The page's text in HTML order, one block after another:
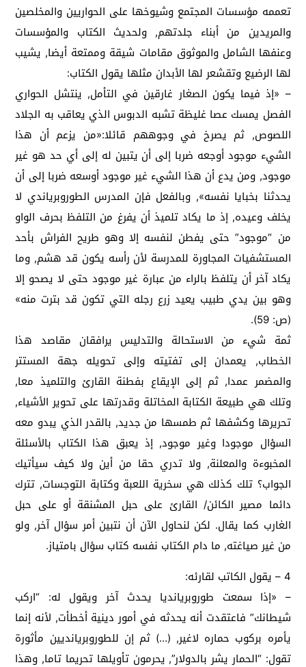
تعممه مؤسسات المجتمع وشيوخها على الحواريين والمخلصين
والمريدين من أبناء جلدتهم, ولحديث الكتاب والمؤسسات
وعنفها الشامل والموثوق مقامات شيقة وممتعة أيضا, يشيب
لها الرضيع وتقشعر لها الأبدان مثلها يقول الكتاب:
– «إذ فيما يكون الصغار غارقين في التأمل, ينتشل الحواري
الفصل يمسك عصا غليظة تشبه الدبوس الذي يعاقب به الجلاد
اللصوص, ثم يصرخ في وجوههم قائلا:«من يزعم أن هذا
الشيء موجود أوجعه ضربا إلى أن يتبين له إلى أي حد هو غير
موجود, ومن يدع أن هذا الشيء غير موجود أوسعه ضربا إلى أن
يحدثنا بخبايا نفسه», وبالفعل فإن المدرس الطوروبرياندي لا
يخلف وعيده, إذ ما يكاد تلميذ أن يفرغ من التلفظ بحرف الواو
من “موجود” حتى يفطن لنفسه إلا وهو طريح الفراش بأحد
المستشفيات المجاورة للمدرسة لأن رأسه يكون قد هشم, وما
يكاد آخر أن يتلفظ بالراء من عبارة غير موجود حتى لا يصحو إلا
وهو بين يدي طبيب يعيد زرع رجله التي تكون قد بترت منه»
(ص: 59).
ثمة شيء من الاستحالة والتدليس يرافقان مقاصد هذا
الخطاب, يعمدان إلى تفتيته وإلى تحويله جهة المستتر
والمضمر عمدا, ثم إلى الإيقاع بفطنة القارئ والتلميذ معا,
وتلك هي طبيعة الكتابة المخاتلة وقدرتها على تحوير الأشياء,
تحريرها وكشفها ثم طمسها من جديد, بالقدر الذي يبدو معه
السؤال موجودا وغير موجود, إذ يعبق هذا الكتاب بالأسئلة
المخبوءة والمعلنة, ولا تدري حقا من أين ولا كيف سيأتيك
الجواب؟ تلك كذلك هي سخرية اللعبة وكتابة التوجسات, تترك
دائما مصير الكائن/ القارئ على حبل المشنقة أو على حبل
الغارب كما يقال. لكن لنحاول الآن أن نتبين أمر سؤال آخر, ولو
من غير صياغته, ما دام الكتاب نفسه كتاب سؤال بامتياز.
4 – يقول الكاتب لقارئه:
– «إذا سمعت طوروبريانديا يحدث آخر ويقول له: “اركب
شيطانك” فاعتقدت أنه يحدثه في أمور دينية أخطأت, لأنه إنما
يأمره بركوب حماره لاغير, (…) ثم إن للطوروبريانديين مأثورة
تقول: “الحمار يشر بالدولار”, يحرمون تأويلها تحريما تاما, وهذا